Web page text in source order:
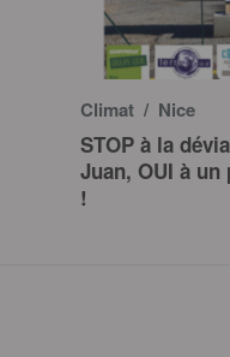
Climat / Nice
STOP à la
Juan, OUI à
!